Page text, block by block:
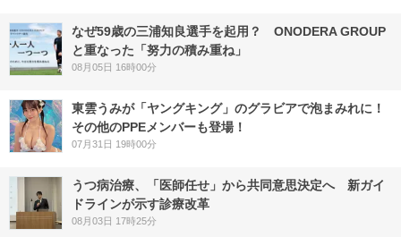
なぜ59歳の三浦知良選手を起用？ ONODERA GROUP
と重なった「努力の積み重ね」
08月05日 16時00分
東雲うみが「ヤングキング」のグラビアで泡まみれに！
その他のPPEメンバーも登場！
07月31日 19時00分
うつ病治療、「医師任せ」から共同意思決定へ 新ガイ
ドラインが示す診療改革
08月03日 17時25分